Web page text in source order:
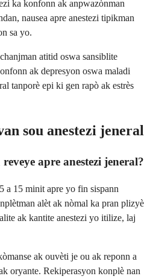
ka konfonn ak anpwazònman
nausea apre anestezi tipikman
sa yo.
atitid oswa sansiblite
ak depresyon oswa maladi
tanporè epi ki gen rapò ak estrès
sou anestezi jeneral
apre anestezi jeneral?
a 15 minit apre yo fin sispann
alèt ak nòmal ka pran plizyè
ak kantite anestezi yo itilize, laj
ak ouvèti je ou ak reponn a
oryante. Rekiperasyon konplè nan